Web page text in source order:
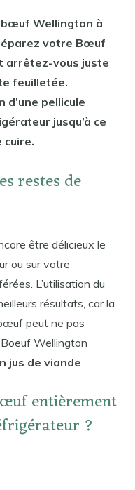
bœuf Wellington à
votre Bœuf
arrêtez-vous juste
feuilletée.
pellicule
jusqu’à ce
cuire.
restes de
être délicieux le
ou sur votre
L’utilisation du
résultats, car la
peut ne pas
Wellington
jus de viande
entièrement
?